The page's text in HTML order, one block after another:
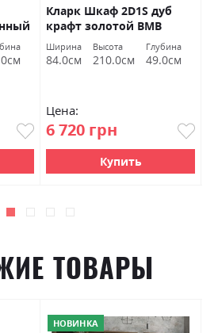
Кларк Шкаф 2D1S дуб
крафт золотой ВМВ
Холдинг
Ширина
84.0см
Высота
210.0см
Глубина
49.0см
Цена:
6 720 грн
Купить
ТОВАРЫ
НОВИНКА